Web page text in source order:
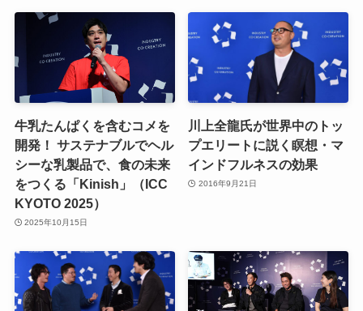
牛乳たんぱくを含むコメを
開発！ サステナブルでヘル
シーな乳製品で、食の未来
をつくる「Kinish」（ICC
KYOTO 2025）
2025年10月15日
川上全龍氏が世界中のトッ
プエリートに説く瞑想・マ
インドフルネスの効果
2016年9月21日